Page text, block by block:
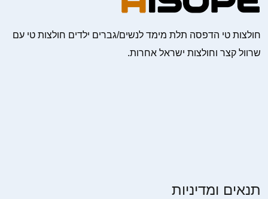
חולצות טי הדפסה תלת מימד לנשים/גברים ילדים חולצות טי עם
שרוול קצר וחולצות ישראל אחרות.
תנאים ומדיניות